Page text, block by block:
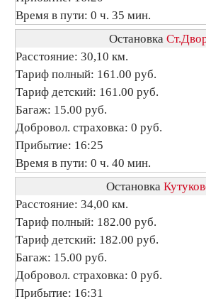
Время в пути: 0 ч. 35 мин.
Остановка
Расстояние: 30,10 км.
Тариф полный: 161.00 руб.
Тариф детский: 161.00 руб.
Багаж: 15.00 руб.
Добровол. страховка: 0 руб.
Прибытие: 16:25
Время в пути: 0 ч. 40 мин.
Остановка
Расстояние: 34,00 км.
Тариф полный: 182.00 руб.
Тариф детский: 182.00 руб.
Багаж: 15.00 руб.
Добровол. страховка: 0 руб.
Прибытие: 16:31